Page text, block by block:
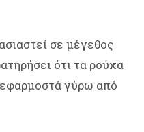
σε μέγεθος
ότι τα ρούχα
γύρω από